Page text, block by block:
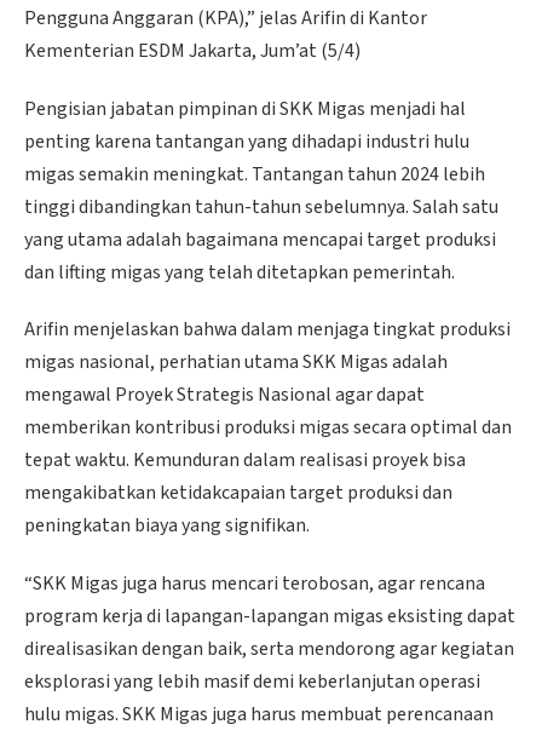
Pengguna Anggaran (KPA),” jelas Arifin di Kantor
Kementerian ESDM Jakarta, Jum’at (5/4)
Pengisian jabatan pimpinan di SKK Migas menjadi hal
penting karena tantangan yang dihadapi industri hulu
migas semakin meningkat. Tantangan tahun 2024 lebih
tinggi dibandingkan tahun-tahun sebelumnya. Salah satu
yang utama adalah bagaimana mencapai target produksi
dan lifting migas yang telah ditetapkan pemerintah.
Arifin menjelaskan bahwa dalam menjaga tingkat produksi
migas nasional, perhatian utama SKK Migas adalah
mengawal Proyek Strategis Nasional agar dapat
memberikan kontribusi produksi migas secara optimal dan
tepat waktu. Kemunduran dalam realisasi proyek bisa
mengakibatkan ketidakcapaian target produksi dan
peningkatan biaya yang signifikan.
“SKK Migas juga harus mencari terobosan, agar rencana
program kerja di lapangan-lapangan migas eksisting dapat
direalisasikan dengan baik, serta mendorong agar kegiatan
eksplorasi yang lebih masif demi keberlanjutan operasi
hulu migas. SKK Migas juga harus membuat perencanaan